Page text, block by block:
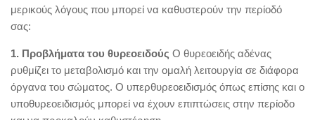
μερικούς λόγους που μπορεί να καθυστερούν την περίοδό
σας:
1. Προβλήματα του θυρεοειδούς Ο θυρεοειδής αδένας
ρυθμίζει το μεταβολισμό και την ομαλή λειτουργία σε διάφορα
όργανα του σώματος. Ο υπερθυρεοειδισμός όπως επίσης και ο
υποθυρεοειδισμός μπορεί να έχουν επιπτώσεις στην περίοδο